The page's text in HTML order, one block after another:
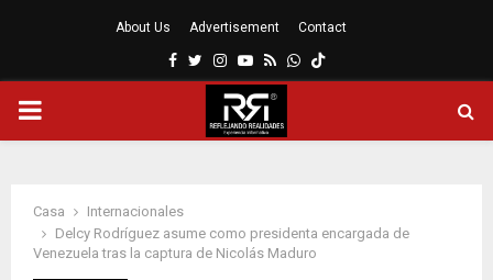
About Us Advertisement Contact
Facebook
Twitter
Instagram
Youtube
RssWhatsapp
MENÚ
Casa
Internacionales
Delcy Rodríguez asume como presidenta encargada de
Venezuela tras la captura de Nicolás Maduro